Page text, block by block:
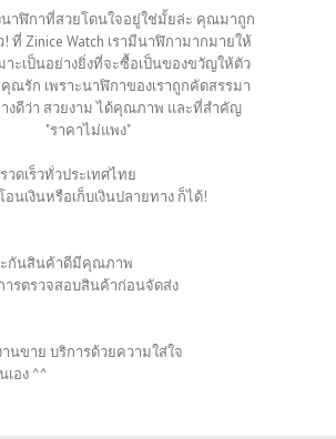
าฬิกาที่สวยโดนใจอยู่ใช่มั้ยล่ะ คุณมาถูก
ที่ Zinice Watch เรามีนาฬิกามากมายให้
าะเป็นอย่างยิ่งที่จะซื้อเป็นของขวัญให้ตัว
ณรัก เพราะนาฬิกาของเราถูกคัดสรรมา
างดีว่า สวยงาม ได้คุณภาพ และที่สำคัญ
"ราคาไม่แพง"
วดเร็วทั่วประเทศไทย
อนเงินหรือเก็บเงินปลายทาง ก็ได้!
ะกันสินค้าดีมีคุณภาพ
ารตรวจสอบสินค้าก่อนจัดส่ง
นขาย บริการด้วยความใส่ใจ
เอง ^^